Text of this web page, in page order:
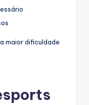
maior dificuldade